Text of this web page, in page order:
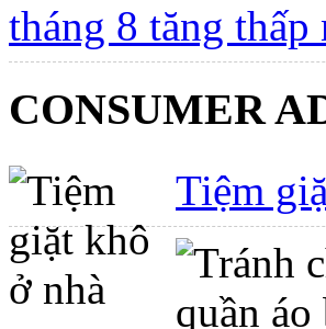
tháng 8 tăng thấp
CONSUMER
Tiệm